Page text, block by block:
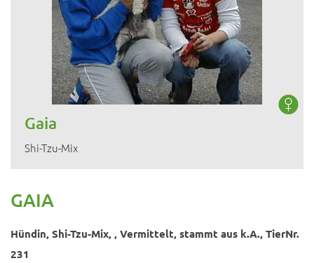
Gaia
Shi-Tzu-Mix
GAIA
Hündin, Shi-Tzu-Mix, , Vermittelt, stammt aus k.A., TierNr.
231